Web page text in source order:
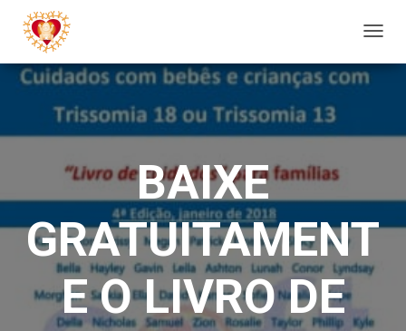
R
R
N
V
G
BAIXE
GRATUITAMENT
E O LIVRO DE